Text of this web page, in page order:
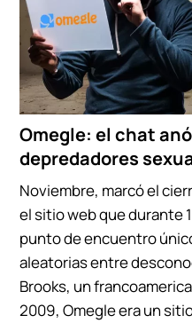
Omegle: el chat
depredadores
Noviembre, marcó el
el sitio web que durante
punto de encuentro
aleatorias entre
Brooks, un
2009, Omegle era un